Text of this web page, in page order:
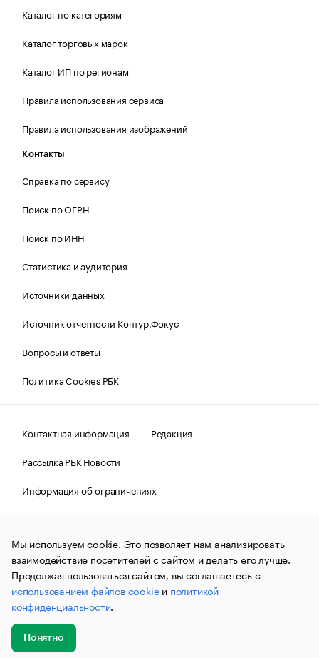
Каталог по категориям
Каталог торговых марок
Каталог ИП по регионам
Правила использования сервиса
Правила использования изображений
Контакты
Справка по сервису
Поиск по ОГРН
Поиск по ИНН
Статистика и аудитория
Источники данных
Источник отчетности Контур.Фокус
Вопросы и ответы
Политика Cookies РБК
Контактная информация
Редакция
Рассылка РБК Новости
Информация об ограничениях
Правовая информация
О соблюдении авторских прав
© АО «РОСБИЗНЕСКОНСАЛТИНГ»,1995–2026.Сообщения
и материалы информационного агентства «РБК»
(зарегистрировано Федеральной службой по надзору в сфере
связи, информационных технологий и массовых
коммуникаций (Роскомнадзор) 09.12.2015 за номером ИА
№ФС77-63848) сопровождаются пометкой «РБК». Отдельные
публикации могут содержать информацию,
не предназначенную для пользователей
до 18 лет.
Мы используем cookie. Это позволяет нам анализировать
взаимодействие посетителей с сайтом и делать его лучше.
Продолжая пользоваться сайтом, вы соглашаетесь с
использованием файлов cookieи политикой
конфиденциальности.
Понятно